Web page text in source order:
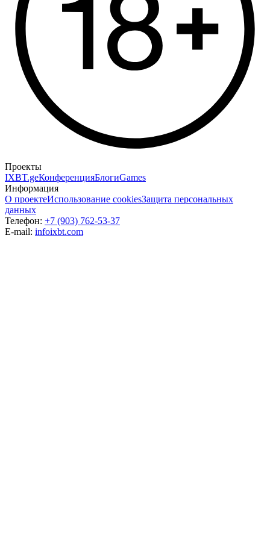
Проекты
IXBT.geКонференцияБлогиGames
Информация
О проектеИспользование cookiesЗащита персональных
данных
Телефон: +7 (903) 762-53-37
E-mail: infoixbt.com